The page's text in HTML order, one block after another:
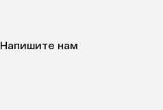
Напишите нам